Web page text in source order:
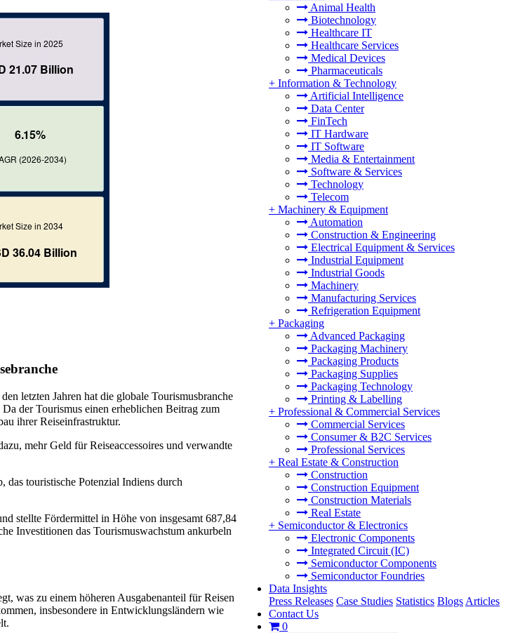
Animal Health
Biotechnology
Healthcare IT
Healthcare Services
Medical Devices
Pharmaceuticals
+ Information & Technology
Artificial Intelligence
Data Center
FinTech
IT Hardware
IT Software
Media & Entertainment
Software & Services
Technology
Telecom
+ Machinery & Equipment
Automation
Construction & Engineering
Electrical Equipment & Services
Industrial Equipment
Industrial Goods
Machinery
Manufacturing Services
Refrigeration Equipment
+ Packaging
Advanced Packaging
Packaging Machinery
Packaging Products
Packaging Supplies
Packaging Technology
Printing & Labelling
+ Professional & Commercial Services
Commercial Services
Consumer & B2C Services
Professional Services
+ Real Estate & Construction
Construction
Construction Equipment
Construction Materials
Real Estate
+ Semiconductor & Electronics
Electronic Components
Integrated Circuit (IC)
Semiconductor Components
Semiconductor Foundries
Data Insights
Press Releases Case Studies Statistics Blogs Articles
Contact Us
0
letzten Jahren hat die globale Tourismusbranche
der Tourismus einen erheblichen Beitrag zum
ihrer Reiseinfrastruktur.
mehr Geld für Reiseaccessoires und verwandte
das touristische Potenzial Indiens durch
stellte Fördermittel in Höhe von insgesamt 687,84
Investitionen das Tourismuswachstum ankurbeln
was zu einem höheren Ausgabenanteil für Reisen
insbesondere in Entwicklungsländern wie